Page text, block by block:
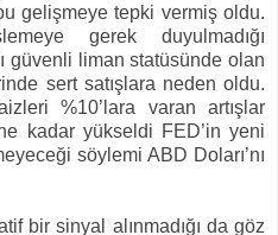
gelişmeye tepki vermiş oldu.
gerek duyulmadığı
güvenli liman statüsünde olan
sert satışlara neden oldu.
%10’lara varan artışlar
kadar yükseldi FED’in yeni
söylemi ABD Doları’nı
bir sinyal alınmadığı da göz